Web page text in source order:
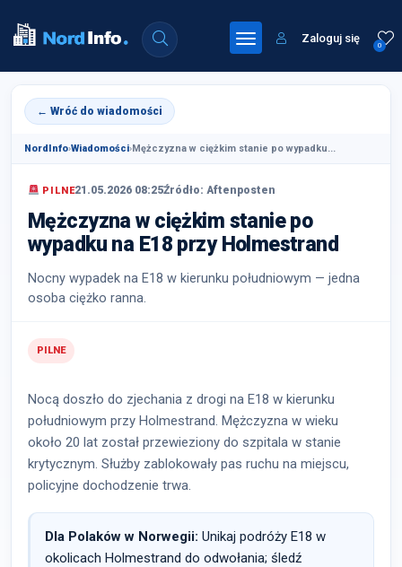
0
Zaloguj się
← Wróć do wiadomości
NordInfo›Wiadomości›Mężczyzna w ciężkim stanie po wypadku...
PILNE21.05.2026 08:25Źródło: Aftenposten
Mężczyzna w ciężkim stanie po
wypadku na E18 przy Holmestrand
Nocny wypadek na E18 w kierunku południowym — jedna
osoba ciężko ranna.
PILNE
Nocą doszło do zjechania z drogi na E18 w kierunku
południowym przy Holmestrand. Mężczyzna w wieku
około 20 lat został przewieziony do szpitala w stanie
krytycznym. Służby zablokowały pas ruchu na miejscu,
policyjne dochodzenie trwa.
Dla Polaków w Norwegii: Unikaj podróży E18 w
okolicach Holmestrand do odwołania; śledź